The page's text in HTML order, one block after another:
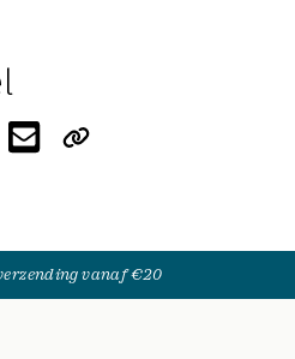
vanaf €20